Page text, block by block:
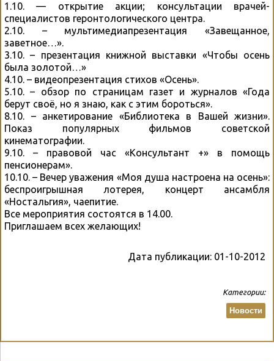
1.10. — открытие акции; консультации врачей-
специалистов геронтологического центра.
2.10. – мультимедиапрезентация «Завещанное,
заветное…».
3.10. – презентация книжной выставки «Чтобы осень
была золотой…»
4.10. – видеопрезентация стихов «Осень».
5.10. – обзор по страницам газет и журналов «Года
берут своё, но я знаю, как с этим бороться».
8.10. – анкетирование «Библиотека в Вашей жизни».
Показ популярных фильмов советской
кинематографии.
9.10. – правовой час «Консультант +» в помощь
пенсионерам».
10.10. – Вечер уважения «Моя душа настроена на осень»:
беспроигрышная лотерея, концерт ансамбля
«Ностальгия», чаепитие.
Все мероприятия состоятся в 14.00.
Приглашаем всех желающих!
Дата публикации: 01-10-2012
Категории:
Новости